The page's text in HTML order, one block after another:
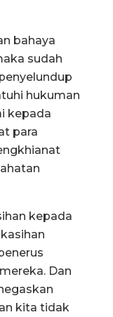
bahaya
sudah
hukuman
kepada
para
kepada
Dan
kita tidak